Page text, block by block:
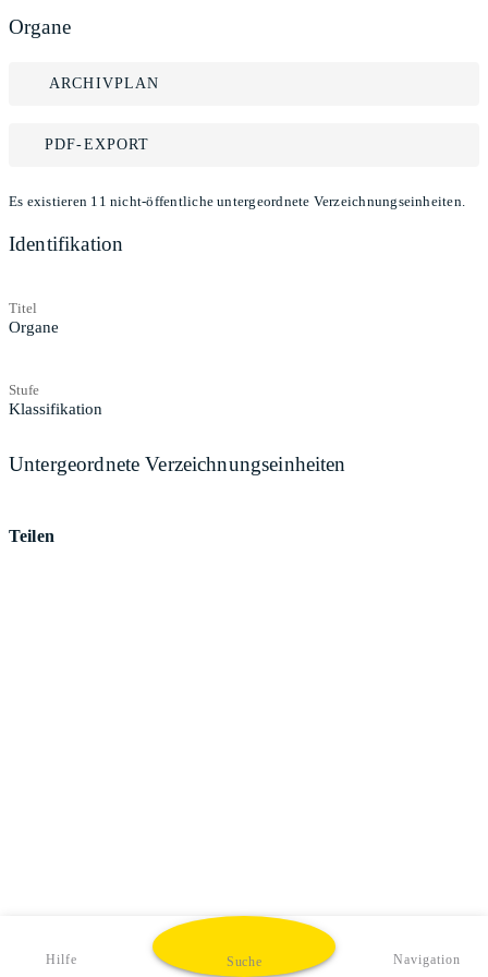
Organe
ARCHIVPLAN
PDF-EXPORT
Es existieren 11 nicht-öffentliche untergeordnete Verzeichnungseinheiten.
Identifikation
Titel
Organe
Stufe
Klassifikation
Untergeordnete Verzeichnungseinheiten
Teilen
Hilfe Suche Navigation